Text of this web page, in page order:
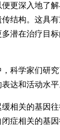
更深入地了
结构。这具
潜在治疗目
科学家们研
达和活动水平
相关的基因
症相关的基